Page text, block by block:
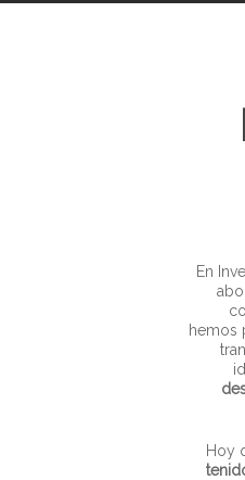
En
hemos
Hoy